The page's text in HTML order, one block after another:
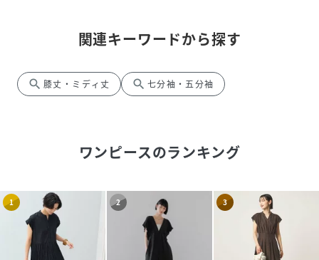
関連キーワードから探す
search 膝丈・ミディ丈 search 七分袖・五分袖
ワンピースのランキング
1 2 3